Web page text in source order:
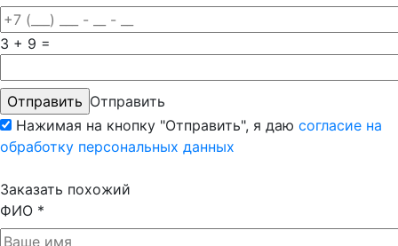
3 + 9 =
Отправить
Нажимая на кнопку "Отправить", я даю согласие на
обработку персональных данных
Заказать похожий
ФИО *